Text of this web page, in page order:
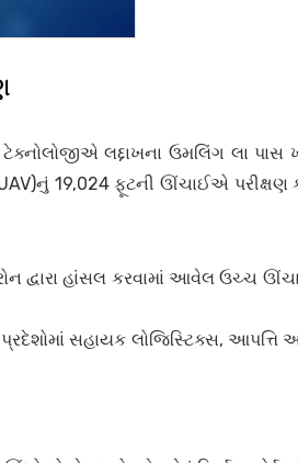
લદ્દાખના ઉમલિંગ લા પાસ
19,024 ફૂટની ઊંચાઈએ પરીક્ષણ
દ્વારા હાંસલ કરવામાં આવેલ ઉચ્ચ
સહાયક લોજિસ્ટિક્સ, આપત્તિ